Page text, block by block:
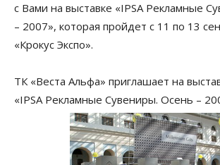
с Вами на выставке «IPSA Рекламные
– 2007», которая пройдет с 11 по 13
«Крокус Экспо».
ТК «Веста Альфа» приглашает на
«IPSA Рекламные Сувениры. Осень –